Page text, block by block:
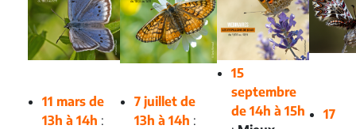
11 mars de
13h à 14h :
7 juillet de
13h à 14h :
15
septembre
de 14h à 15h
17